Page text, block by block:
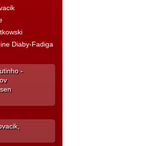
Diaby-Fadiga
-